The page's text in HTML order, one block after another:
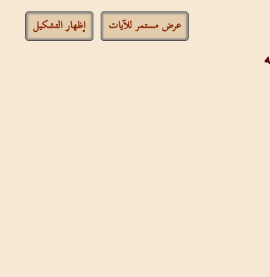
عرض مستمر للآيات إظهار التشكيل